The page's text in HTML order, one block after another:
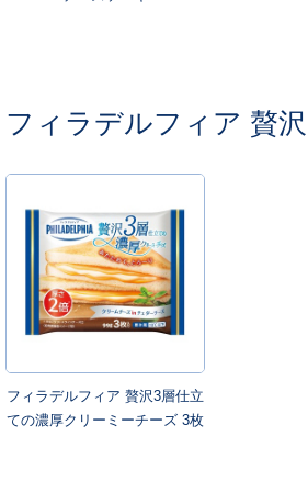
フィラデルフィア 贅
フィラデルフィア 贅沢3層仕立
ての濃厚クリーミーチーズ 3枚